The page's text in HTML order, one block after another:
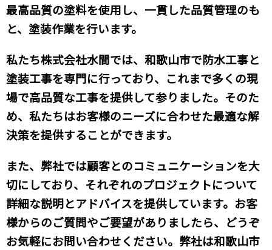
最高品質の塗料を使用し、一貫した品質管理のも
と、塗装作業を行います。
私たち株式会社水間では、和歌山市で防水工事と
塗装工事を専門に行っており、これまで多くの現
場で高品質な工事を提供して参りました。そのた
め、私たちはお客様のニーズに合わせた最適な解
決策を提供することができます。
また、弊社では顧客とのコミュニケーションを大
切にしており、それぞれのプロジェクトについて
詳細な説明とアドバイスを提供しています。お客
様からのご質問やご要望がありましたら、どうぞ
お気軽にお問い合わせください。弊社は和歌山市